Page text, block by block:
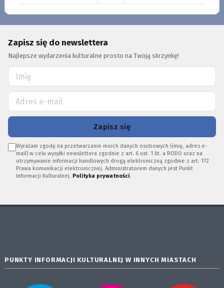
Zapisz się do newslettera
Najlepsze wydarzenia kulturalne prosto na Twoją skrzynkę!
Zapisz się
Wyrażam zgodę na przetwarzanie moich danych osobowych (imię, adres e-
mail) w celu wysyłki newslettera zgodnie z art. 6 ust. 1 lit. a RODO oraz na
otrzymywanie informacji handlowych drogą elektroniczną zgodnie z art. 172
Prawa komunikacji elektronicznej. Administratorem danych jest Punkt
Informacji Kulturalnej. Polityka prywatności.
PUNKTY INFORMACJI KULTURALNEJ W INNYCH MIASTACH